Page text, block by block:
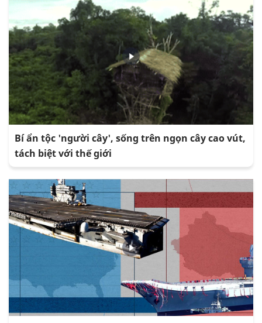
Bí ẩn tộc 'người cây', sống trên ngọn cây cao vút,
tách biệt với thế giới